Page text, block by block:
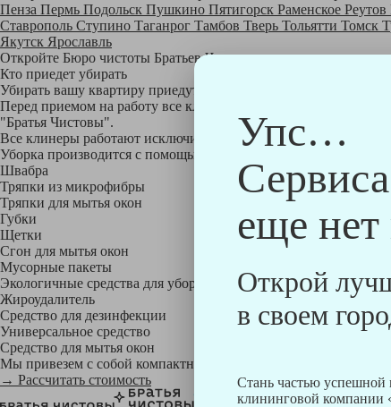
Упс…
еще нет
Открой
в своем
Стань частью успешной
клининговой компании
Пенза Пермь Подольск Пушкино Пятигорск Раменское Реутов
Ставрополь Ступино Таганрог Тамбов Тверь Тольятти Томск
Якутск Ярославль
Откройте Бюро чистоты Братьев Чистовых в своем городе по
Кто приедет убирать
Убирать вашу квартиру приедут профессионально обученные
Перед приемом на работу все клинеры проходят аттестацию
"Братья Чистовы".
Все клинеры работают исключительно в форме с логотипом
Уборка производится с помощью профессиональных
Швабра
Тряпки из микрофибры
Тряпки для мытья окон
Губки
Щетки
Сгон для мытья окон
Мусорные пакеты
Экологичные средства для уборки немецкой марки Kiehl:
Жироудалитель
Средство для дезинфекции
Универсальное средство
Средство для мытья окон
Мы привезем с собой компактный профессиональный
→ Рассчитать стоимость